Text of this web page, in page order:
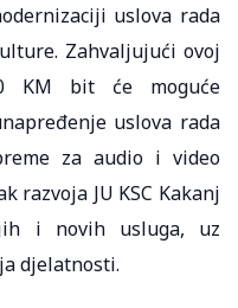
uslova rada
Zahvaljujući ovoj
KM bit će moguće
uslova rada
za audio i video
razvoja JU KSC Kakanj
i novih usluga, uz
djelatnosti.